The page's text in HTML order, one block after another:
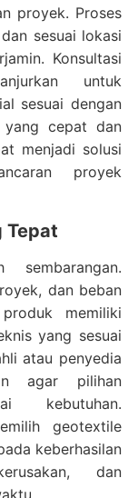
proyek. Proses
sesuai lokasi
Konsultasi
untuk
sesuai dengan
yang cepat dan
menjadi solusi
proyek
Tepat
dan beban
memiliki
yang sesuai
atau penyedia
agar pilihan
kebutuhan.
geotextile
keberhasilan
dan